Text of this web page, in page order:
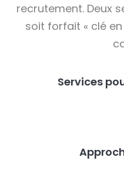
recrutement. Deux
soit forfait « clé
Services